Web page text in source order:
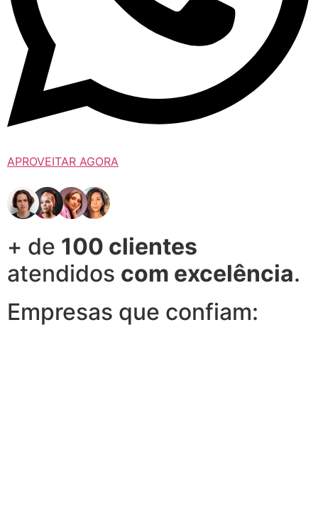
APROVEITAR AGORA
+ de 100 clientes
atendidos com excelência.
Empresas que confiam: